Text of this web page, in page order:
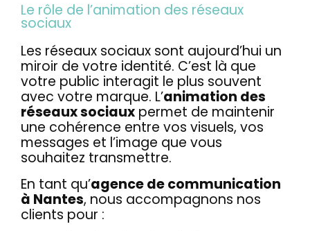
Le rôle de l’animation des réseaux
sociaux
Les réseaux sociaux sont aujourd’hui un
miroir de votre identité. C’est là que
votre public interagit le plus souvent
avec votre marque. L’animation des
réseaux sociaux permet de maintenir
une cohérence entre vos visuels, vos
messages et l’image que vous
souhaitez transmettre.
En tant qu’agence de communication
à Nantes, nous accompagnons nos
clients pour :